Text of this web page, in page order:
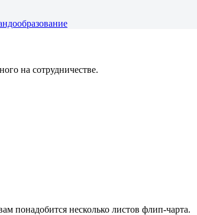
на сотрудничестве.
понадобится несколько листов флип-чарта.